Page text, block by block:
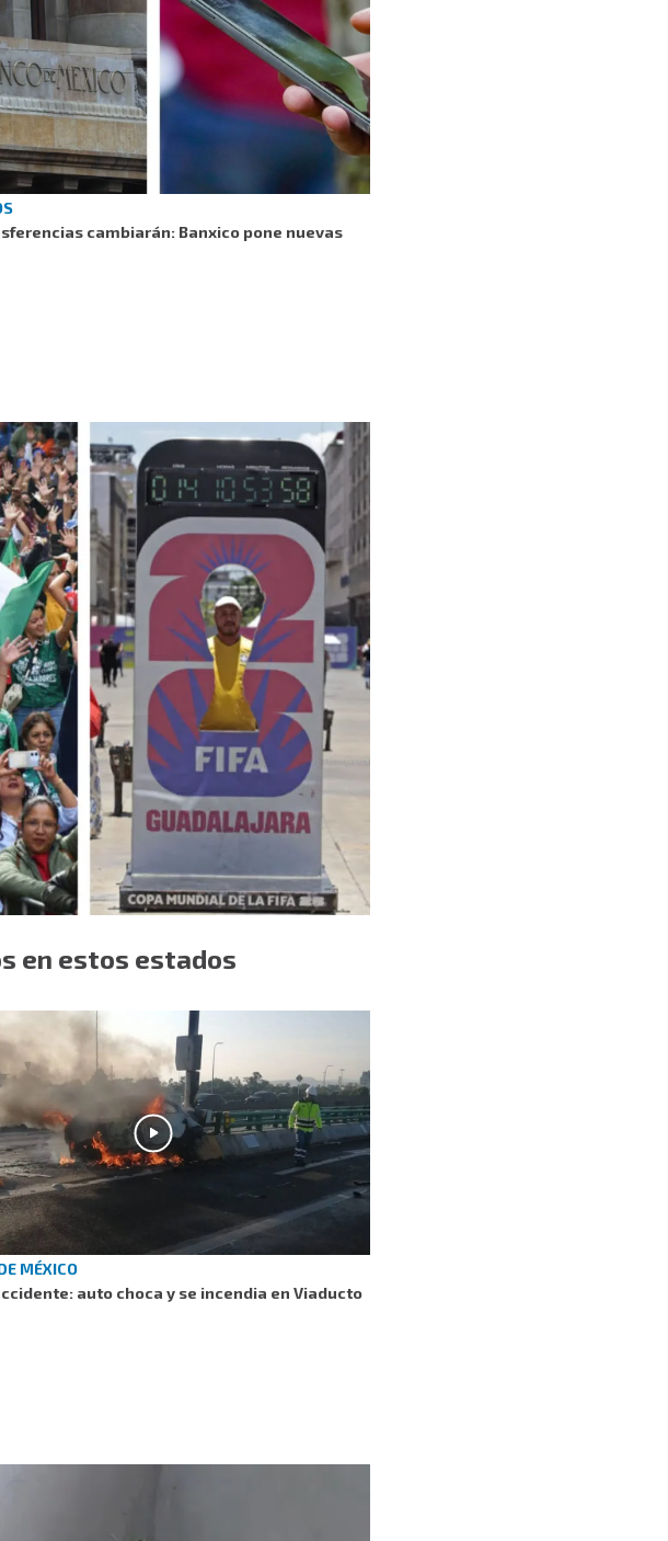
cambiarán: Banxico pone nuevas
en estos estados
MÉXICO
auto choca y se incendia en Viaducto